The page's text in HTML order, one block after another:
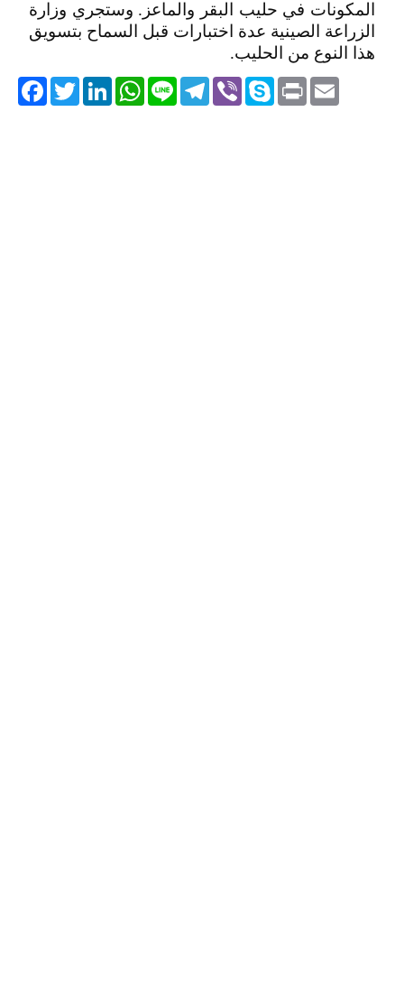
المكونات في حليب البقر والماعز. وستجري وزارة
الزراعة الصينية عدة اختبارات قبل السماح بتسويق
هذا النوع من الحليب.
TwitterLinkedIn
WhatsApp Line
Telegram ViberSkype PrintEmail